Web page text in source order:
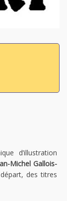
d’illustration
Michel Gallois-
des titres